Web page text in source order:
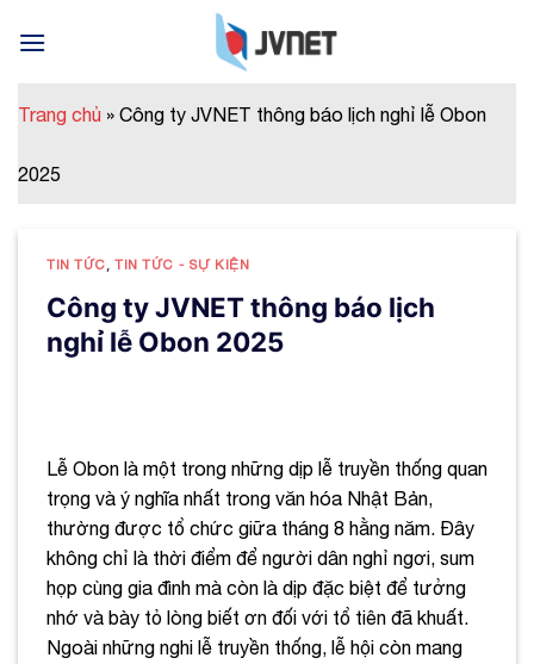
Trang chủ » Công ty JVNET thông báo lịch nghỉ lễ Obon
2025
TIN TỨC ,TIN TỨC - SỰ KIỆN
Công ty JVNET thông báo lịch
nghỉ lễ Obon 2025
Lễ Obon là một trong những dịp lễ truyền thống quan
trọng và ý nghĩa nhất trong văn hóa Nhật Bản,
thường được tổ chức giữa tháng 8 hằng năm. Đây
không chỉ là thời điểm để người dân nghỉ ngơi, sum
họp cùng gia đình mà còn là dịp đặc biệt để tưởng
nhớ và bày tỏ lòng biết ơn đối với tổ tiên đã khuất.
Ngoài những nghi lễ truyền thống, lễ hội còn mang